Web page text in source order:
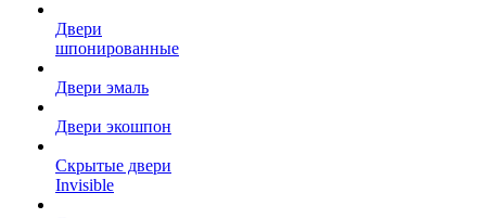
Двери
шпонированные
Двери эмаль
Двери экошпон
Скрытые двери
Invisible